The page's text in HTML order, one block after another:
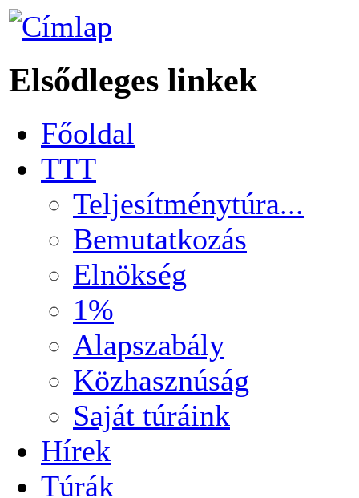
Elsődleges linkek
Főoldal
TTT
Teljesítménytúra...
Bemutatkozás
Elnökség
1%
Alapszabály
Közhasznúság
Saját túráink
Hírek
Túrák